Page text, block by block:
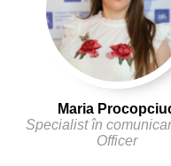
Maria
Specialist în
Officer